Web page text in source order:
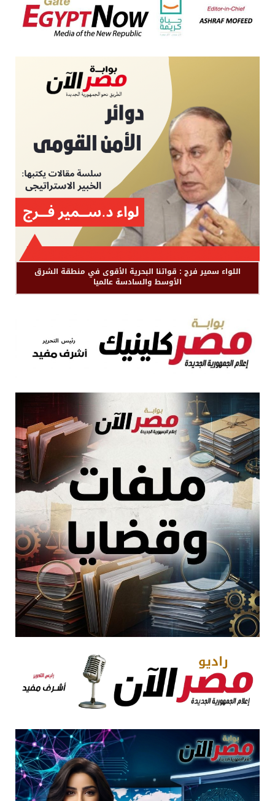
اللواء سمير فرج : قواتنا البحرية الأقوى في منطقة الشرق
الأوسط والسادسة عالميا